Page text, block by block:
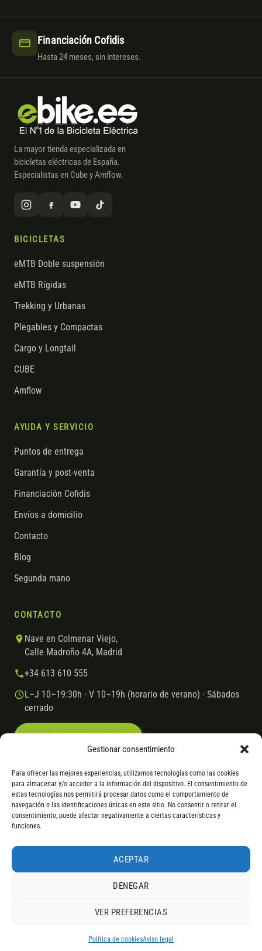
Gestionar consentimiento
Para ofrecer las mejores experiencias, utilizamos tecnologías como las cookies
para almacenar y/o acceder a la información del dispositivo. El consentimiento de
estas tecnologías nos permitirá procesar datos como el comportamiento de
navegación o las identificaciones únicas en este sitio. No consentir o retirar el
consentimiento, puede afectar negativamente a ciertas características y
funciones.
ACEPTAR
DENEGAR
VER PREFERENCIAS
Política de cookiesAviso legal
Financiación Cofidis
Hasta 24 meses, sin intereses.
La mayor tienda especializada en
bicicletas eléctricas de España.
Especialistas en Cube y Amflow.
BICICLETAS
eMTB Doble suspensión
eMTB Rígidas
Trekking y Urbanas
Plegables y Compactas
Cargo y Longtail
CUBE
Amflow
AYUDA Y SERVICIO
Puntos de entrega
Garantía y post-venta
Financiación Cofidis
Envíos a domicilio
Contacto
Blog
Segunda mano
CONTACTO
Nave en Colmenar Viejo,
Calle Madroño 4A, Madrid
+34 613 610 555
L–J 10–19:30h · V 10–19h (horario de verano) · Sábados
cerrado
© 2026 Ebike.esAviso legal Política de cookies
VISA Mastercard Transferencia Cofidis
Gasto de apertura: 4% hasta 18 meses y 7% a 24 meses. Consulta
* Los modelos con entrega inmediata se envían 24 h laborables tras el
servir el producto, se devuelve el importe sin coste. La información de
por otros equivalentes o superiores.RESEÑAS DE